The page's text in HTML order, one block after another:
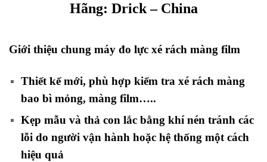
Hãng: Drick– China
Giới thiệu chung máy đo lực xé rách màng film
Thiết kế mới, phù hợp kiểm tra xé rách màng
bao bì mỏng, màng film…..
Kẹp mẫu và thả con lắc bằng khí nén tránh các
lỗi do người vận hành hoặc hệ thống một cách
hiệu quả